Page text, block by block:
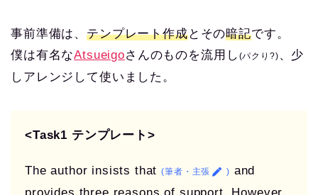
事前準備は、テンプレート作成とその暗記です。
僕は有名なAtsueigoさんのものを流用し (パクり?) 、少
しアレンジして使いました。
<Task1 テンプレート>
The author insists that(筆者・主張 ) and